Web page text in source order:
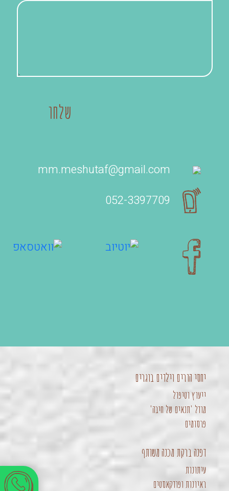
mm.meshutaf@gmail.com
052-3397709‬
יחסי הורים וילדים בוגרים
ייעוץ וטיפול
מודל 'תנאים של חיבה'
פרסומים
דפנה ברקת מכנה משותף
עיתונות
ראיונות ופודקאסטים